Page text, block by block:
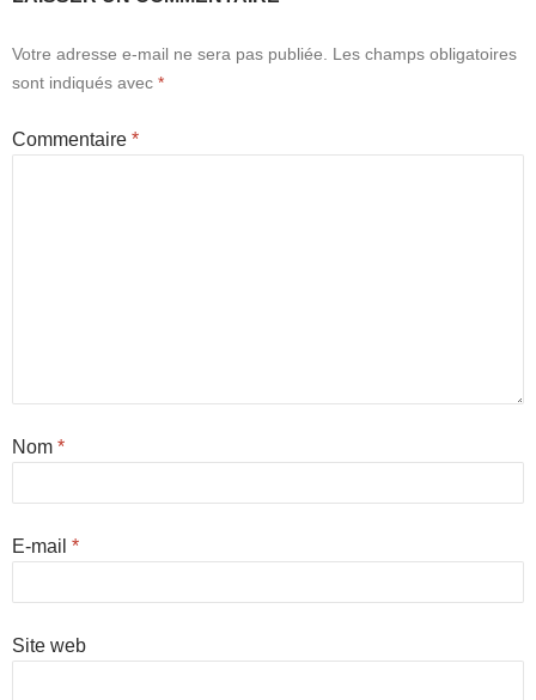
Votre adresse e-mail ne sera pas publiée.
Les champs obligatoires
sont indiqués avec *
Commentaire *
Nom *
E-mail *
Site web